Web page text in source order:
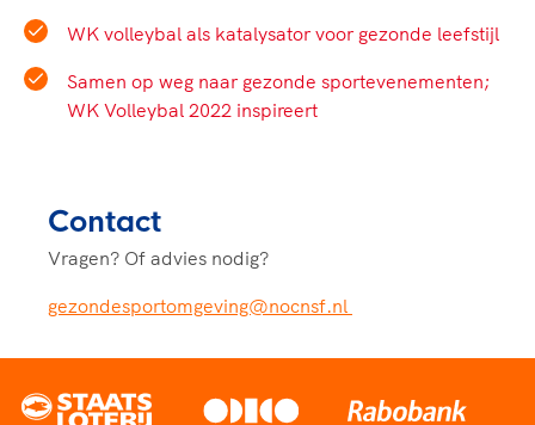
WK volleybal als katalysator voor gezonde leefstijl
Samen op weg naar gezonde sportevenementen;
WK Volleybal 2022 inspireert
Contact
Vragen? Of advies nodig?
gezondesportomgeving@nocnsf.nl